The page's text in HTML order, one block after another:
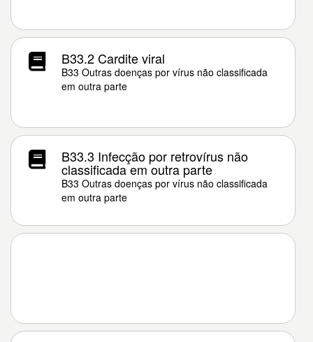
B33.2 Cardite viral
B33 Outras doenças por vírus não classificada
em outra parte
B33.3 Infecção por retrovírus não
classificada em outra parte
B33 Outras doenças por vírus não classificada
em outra parte